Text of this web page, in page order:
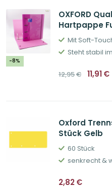
-8%
OXFORD
Hartpappe
Mit Soft-
Steht stabil
12,95€ Preis
11,91€
Oxford
Stück Gelb
60 Stück
senkrecht &
2,82€